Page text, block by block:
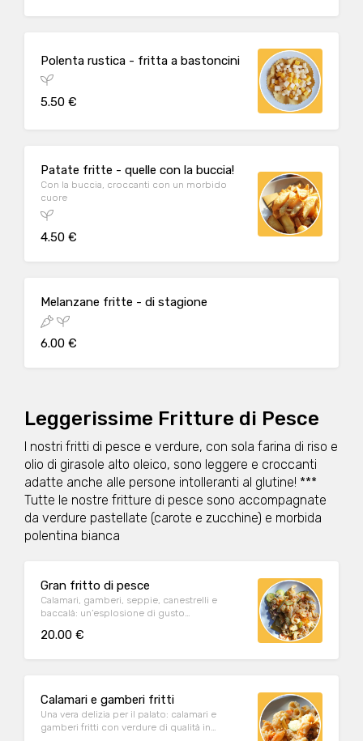
Polenta rustica - fritta a bastoncini
5.50 €
Patate fritte - quelle con la buccia!
Con la buccia, croccanti con un morbido
cuore
4.50 €
Melanzane fritte - di stagione
6.00 €
Leggerissime Fritture di Pesce
I nostri fritti di pesce e verdure, con sola farina di riso e
olio di girasole alto oleico, sono leggere e croccanti
adatte anche alle persone intolleranti al glutine! ***
Tutte le nostre fritture di pesce sono accompagnate
da verdure pastellate (carote e zucchine) e morbida
polentina bianca
Gran fritto di pesce
Calamari, gamberi, seppie, canestrelli e
baccalà: un’esplosione di gusto
pastellate e morbida polenta bianca
20.00 €
Calamari e gamberi fritti
Una vera delizia per il palato: calamari e
gamberi fritti con verdure di qualità in